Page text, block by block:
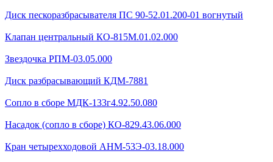
Диск пескоразбрасывателя ПС 90-52.01.200-01 вогнутый
Клапан центральный КО-815М.01.02.000
Звездочка РПМ-03.05.000
Диск разбрасывающий КДМ-7881
Сопло в сборе МДК-133г4.92.50.080
Насадок (сопло в сборе) КО-829.43.06.000
Кран четырехходовой AHМ-53Э-03.18.000